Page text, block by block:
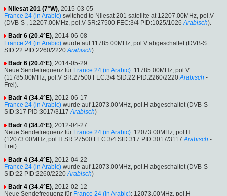
Nilesat 201 (7°W), 2015-03-05
France 24 (in Arabic) switched to Nilesat 201 satellite at 12207.00MHz, pol.V
(DVB-S , 12207.00MHz, pol.V SR:27500 FEC:3/4 PID:1025/1026 Arabisch).
Badr 6 (20.4°E), 2014-06-08
France 24 (in Arabic) wurde auf 11785.00MHz, pol.V abgeschaltet (DVB-S
SID:22 PID:2260/2220 Arabisch)
Badr 6 (20.4°E), 2014-05-29
Neue Sendefrequenz für France 24 (in Arabic): 11785.00MHz, pol.V
(11785.00MHz, pol.V SR:27500 FEC:3/4 SID:22 PID:2260/2220 Arabisch -
Frei).
Badr 4 (34.4°E), 2012-06-17
France 24 (in Arabic) wurde auf 12073.00MHz, pol.H abgeschaltet (DVB-S
SID:317 PID:3017/3117 Arabisch)
Badr 4 (34.4°E), 2012-04-27
Neue Sendefrequenz für France 24 (in Arabic): 12073.00MHz, pol.H
(12073.00MHz, pol.H SR:27500 FEC:3/4 SID:317 PID:3017/3117 Arabisch -
Frei).
Badr 4 (34.4°E), 2012-04-22
France 24 (in Arabic) wurde auf 12073.00MHz, pol.H abgeschaltet (DVB-S
SID:22 PID:2260/2220 Arabisch)
Badr 4 (34.4°E), 2012-02-12
Neue Sendefrequenz für France 24 (in Arabic): 12073.00MHz, pol.H